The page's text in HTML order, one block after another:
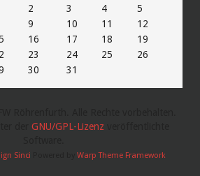
2 3 4
5
9 10 11
12
16 17 18
19
23 24 25
26
30 31
GNU/GPL-Lizenz
Sinci Warp Theme Framework